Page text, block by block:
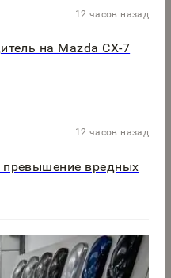
12 часов назад
на Mazda CX-7
12 часов назад
вредных